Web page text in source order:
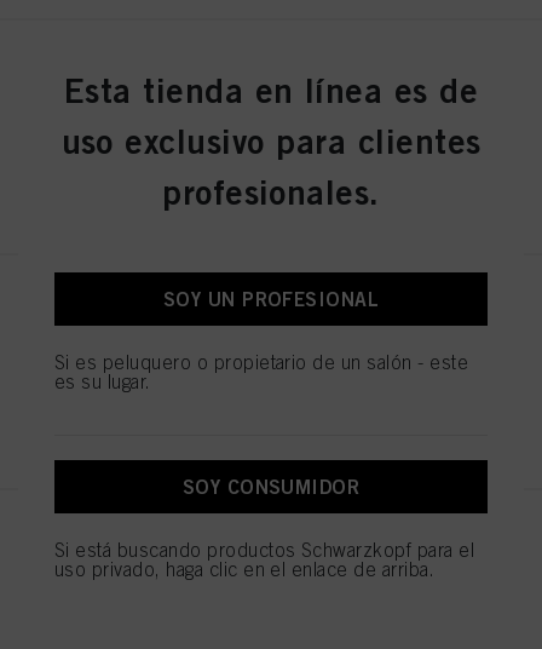
N.º de IDH 1544055
REGISTRAR Y COMPRAR
Tijera Profesional 5.5
N.º de IDH 1544052
N.º de IDH 1271264
Esta tienda en línea es de
uso exclusivo para clientes
profesionales.
SOY UN PROFESIONAL
Si es peluquero o propietario de un salón - este
es su lugar.
SOY CONSUMIDOR
Si está buscando productos Schwarzkopf para el
uso privado, haga clic en el enlace de arriba.